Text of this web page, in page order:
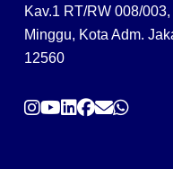
Kav.1 RT/RW 008/
Minggu, Kota Adm.
12560